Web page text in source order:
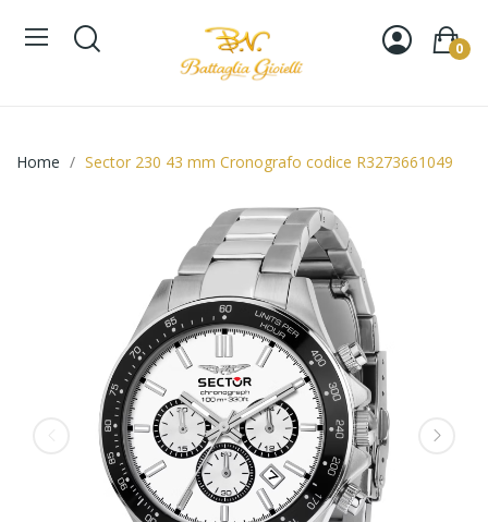
0
Home Sector 230 43 mm Cronografo codice R3273661049